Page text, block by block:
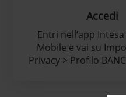
Accedi
Entri nell’app
Mobile e vai su
Privacy > Profilo